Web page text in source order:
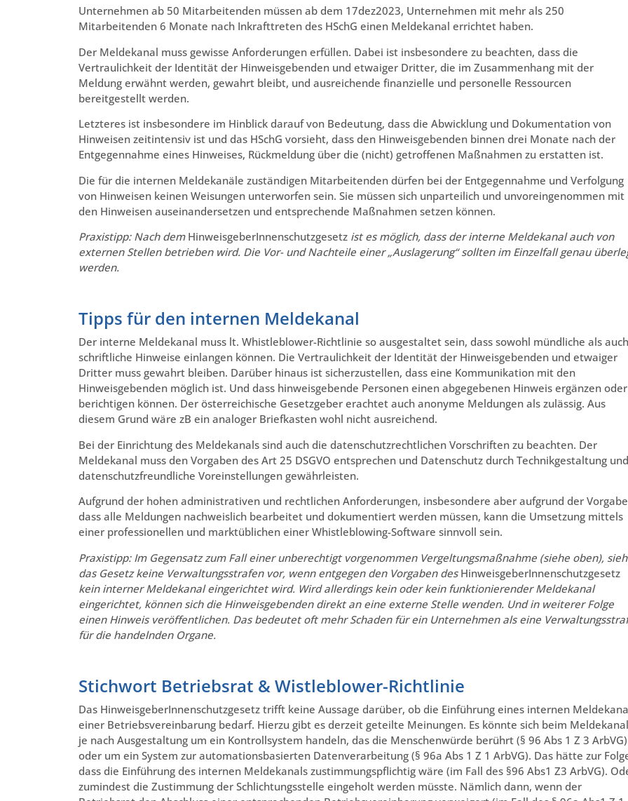
Unternehmen ab 50 Mitarbeitenden müssen ab dem 17dez2023, Unternehmen mit mehr als 250
Mitarbeitenden 6 Monate nach Inkrafttreten des HSchG einen Meldekanal errichtet haben.
Der Meldekanal muss gewisse Anforderungen erfüllen. Dabei ist insbesondere zu beachten, dass die
Vertraulichkeit der Identität der Hinweisgebenden und etwaiger Dritter, die im Zusammenhang mit der
Meldung erwähnt werden, gewahrt bleibt, und ausreichende finanzielle und personelle Ressourcen
bereitgestellt werden.
Letzteres ist insbesondere im Hinblick darauf von Bedeutung, dass die Abwicklung und Dokumentation von
Hinweisen zeitintensiv ist und das HSchG vorsieht, dass den Hinweisgebenden binnen drei Monate nach der
Entgegennahme eines Hinweises, Rückmeldung über die (nicht) getroffenen Maßnahmen zu erstatten ist.
Die für die internen Meldekanäle zuständigen Mitarbeitenden dürfen bei der Entgegennahme und Verfolgung
von Hinweisen keinen Weisungen unterworfen sein. Sie müssen sich unparteilich und unvoreingenommen mit
den Hinweisen auseinandersetzen und entsprechende Maßnahmen setzen können.
Praxistipp: Nach dem HinweisgeberInnenschutzgesetz ist es möglich, dass der interne Meldekanal auch von
externen Stellen betrieben wird. Die Vor- und Nachteile einer „Auslagerung“ sollten im Einzelfall genau
werden.
Tipps für den internen Meldekanal
Der interne Meldekanal muss lt. Whistleblower-Richtlinie so ausgestaltet sein, dass sowohl mündliche als auch
schriftliche Hinweise einlangen können. Die Vertraulichkeit der Identität der Hinweisgebenden und etwaiger
Dritter muss gewahrt bleiben. Darüber hinaus ist sicherzustellen, dass eine Kommunikation mit den
Hinweisgebenden möglich ist. Und dass hinweisgebende Personen einen abgegebenen Hinweis ergänzen oder
berichtigen können. Der österreichische Gesetzgeber erachtet auch anonyme Meldungen als zulässig. Aus
diesem Grund wäre zB ein analoger Briefkasten wohl nicht ausreichend.
Bei der Einrichtung des Meldekanals sind auch die datenschutzrechtlichen Vorschriften zu beachten. Der
Meldekanal muss den Vorgaben des Art 25 DSGVO entsprechen und Datenschutz durch Technikgestaltung und
datenschutzfreundliche Voreinstellungen gewährleisten.
Aufgrund der hohen administrativen und rechtlichen Anforderungen, insbesondere aber aufgrund der
dass alle Meldungen nachweislich bearbeitet und dokumentiert werden müssen, kann die Umsetzung mittels
einer professionellen und marktüblichen einer Whistleblowing-Software sinnvoll sein.
Praxistipp: Im Gegensatz zum Fall einer unberechtigt vorgenommen Vergeltungsmaßnahme (siehe oben),
das Gesetz keine Verwaltungsstrafen vor, wenn entgegen den Vorgaben des HinweisgeberInnenschutzgesetz
kein interner Meldekanal eingerichtet wird. Wird allerdings kein oder kein funktionierender Meldekanal
eingerichtet, können sich die Hinweisgebenden direkt an eine externe Stelle wenden. Und in weiterer Folge
einen Hinweis veröffentlichen. Das bedeutet oft mehr Schaden für ein Unternehmen als eine
für die handelnden Organe.
Stichwort Betriebsrat & Wistleblower-Richtlinie
Das HinweisgeberInnenschutzgesetz trifft keine Aussage darüber, ob die Einführung eines internen
einer Betriebsvereinbarung bedarf. Hierzu gibt es derzeit geteilte Meinungen. Es könnte sich beim Meldekanal
je nach Ausgestaltung um ein Kontrollsystem handeln, das die Menschenwürde berührt (§ 96 Abs 1 Z 3 ArbVG)
oder um ein System zur automationsbasierten Datenverarbeitung (§ 96a Abs 1 Z 1 ArbVG). Das hätte zur
dass die Einführung des internen Meldekanals zustimmungspflichtig wäre (im Fall des §96 Abs1 Z3 ArbVG).
zumindest die Zustimmung der Schlichtungsstelle eingeholt werden müsste. Nämlich dann, wenn der